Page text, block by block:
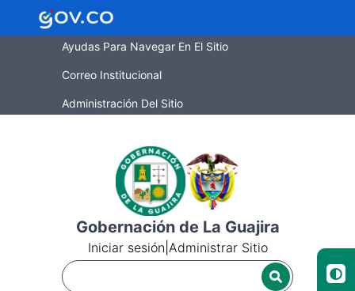
Ayudas Para Navegar En El Sitio
Correo Institucional
Administración Del Sitio
Gobernación de La Guajira
Iniciar sesión Administrar Sitio